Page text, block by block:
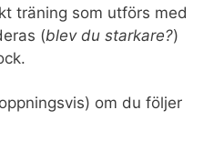
träning som utförs med
(blev du starkare?)
om du följer